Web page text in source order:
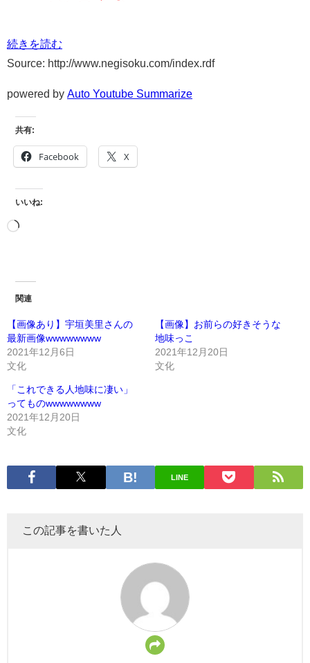
続きを読む
Source: http://www.negisoku.com/index.rdf
powered by Auto Youtube Summarize
共有:
Facebook X
いいね:
関連
【画像あり】宇垣美里さんの
最新画像wwwwwwww
2021年12月6日
文化
【画像】お前らの好きそうな
地味っこ
2021年12月20日
文化
「これできる人地味に凄い」
ってものwwwwwwww
2021年12月20日
文化
LINE
この記事を書いた人